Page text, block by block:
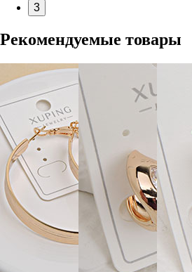
3
Рекомендуемые товары